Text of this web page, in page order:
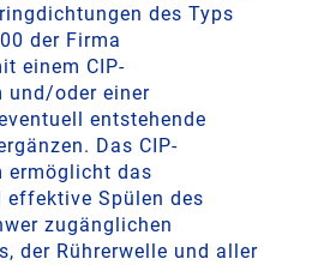
des Typs
der Firma
einem CIP-
und/oder einer
entstehende
Das CIP-
ermöglicht das
Spülen des
zugänglichen
der Rührerwelle und aller